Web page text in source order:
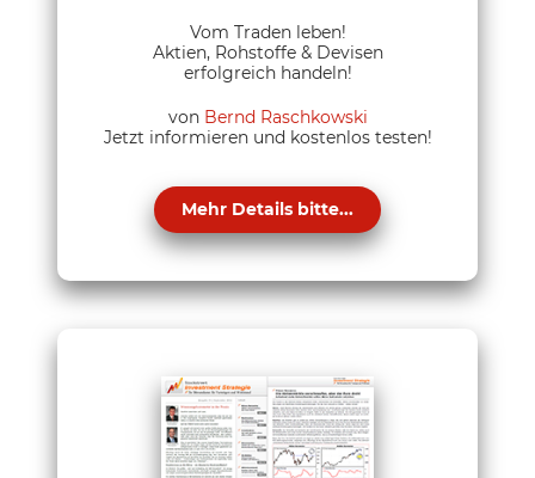
Vom Traden leben!
Aktien, Rohstoffe & Devisen
erfolgreich handeln!
von Bernd Raschkowski
Jetzt informieren und kostenlos testen!
Mehr Details bitte...